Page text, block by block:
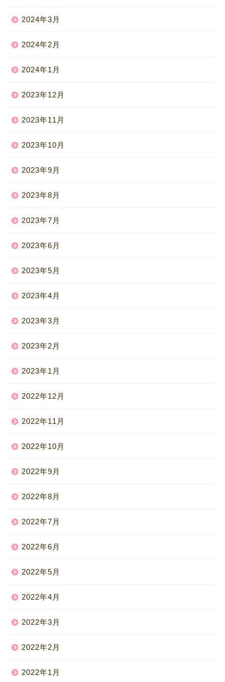
2024年3月
2024年2月
2024年1月
2023年12月
2023年11月
2023年10月
2023年9月
2023年8月
2023年7月
2023年6月
2023年5月
2023年4月
2023年3月
2023年2月
2023年1月
2022年12月
2022年11月
2022年10月
2022年9月
2022年8月
2022年7月
2022年6月
2022年5月
2022年4月
2022年3月
2022年2月
2022年1月